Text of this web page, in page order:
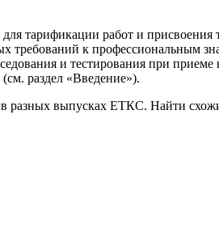
для тарификации работ и присвоения
требований к профессиональным
и тестирования при приеме
раздел «Введение»).
разных выпусках ЕТКС. Найти